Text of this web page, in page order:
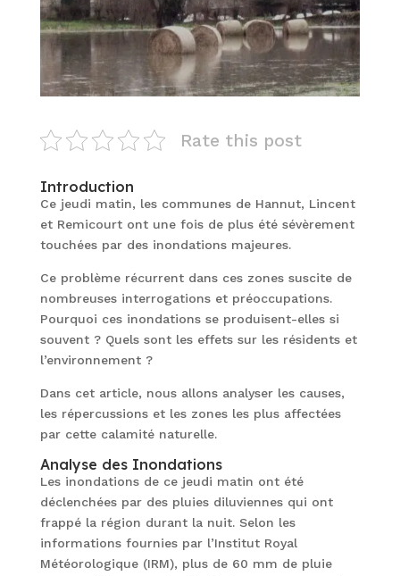
Rate this post
Introduction
Ce jeudi matin, les communes de Hannut, Lincent
et Remicourt ont une fois de plus été sévèrement
touchées par des inondations majeures.
Ce problème récurrent dans ces zones suscite de
nombreuses interrogations et préoccupations.
Pourquoi ces inondations se produisent-elles si
souvent ? Quels sont les effets sur les résidents et
l’environnement ?
Dans cet article, nous allons analyser les causes,
les répercussions et les zones les plus affectées
par cette calamité naturelle.
Analyse des Inondations
Les inondations de ce jeudi matin ont été
déclenchées par des pluies diluviennes qui ont
frappé la région durant la nuit. Selon les
informations fournies par l’Institut Royal
Météorologique (IRM), plus de 60 mm de pluie